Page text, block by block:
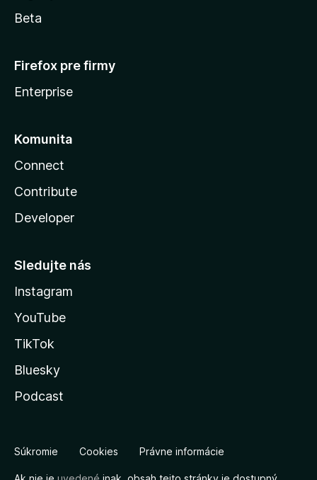
Beta
Firefox pre firmy
Enterprise
Komunita
Connect
Contribute
Developer
Sledujte nás
Instagram
YouTube
TikTok
Bluesky
Podcast
Súkromie Cookies Právne informácie